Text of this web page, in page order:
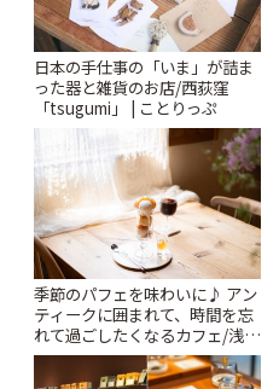
日本の手仕事の「いま」が詰ま
った器と雑貨のお店/西荻窪
「tsugumi」 | ことりっぷ
季節のパフェを味わいに♪ アン
ティークに囲まれて、時間を忘
れて過ごしたくなるカフェ/浅草
「annorum cafe」 | ことりっぷ